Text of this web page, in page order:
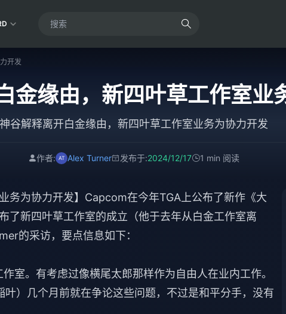
开发
金缘由，新四叶草工作室业
神谷解释离开白金缘由，新四叶草工作室业务为协力开发
作者: Alex Turner 发布于:2024/12/17 1 min 阅读
务为协力开发】Capcom在今年TGA上公布了新作《大
了新四叶草工作室的成立（他于去年从白金工作室离
的采访，要点信息如下：
室。有考虑过像横尾太郎那样作为自由人在业内工作。
）几个月前就在争论这些问题，不过是和平分手，没有